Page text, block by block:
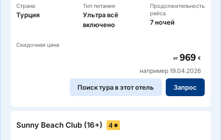
Страна
Турция
Тип питания
Ультра всё
включено
Продолжительность
рейса
7 ночей
Скидочная цена
от 969 €
например 19.04.2026
Поиск тура в этот отель Запрос
Sunny Beach Club (16+) 4